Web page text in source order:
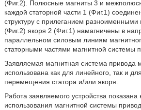
(Фиг.2). Полюсные магниты 3 и
каждой статорной части 1 (Фиг.1)
структуру с прилеганием
(Фиг.2) якоря 2 (Фиг.1) намагничены в
параллельном силовым линиям
статорными частями магнитной системы
Заявляемая магнитная система привода
использована как для линейного, так и
перемещения статора и/или якоря.
Работа заявляемого устройства
использования магнитной системы